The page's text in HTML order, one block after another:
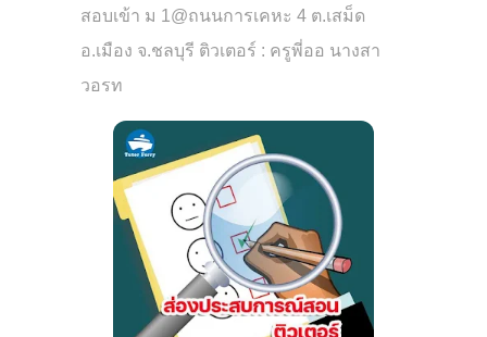
สอบเข้า ม 1@ถนนการเคหะ 4 ต.เสม็ด
อ.เมือง จ.ชลบุรี ติวเตอร์ : ครูพี่ออ นางสา
วอรท